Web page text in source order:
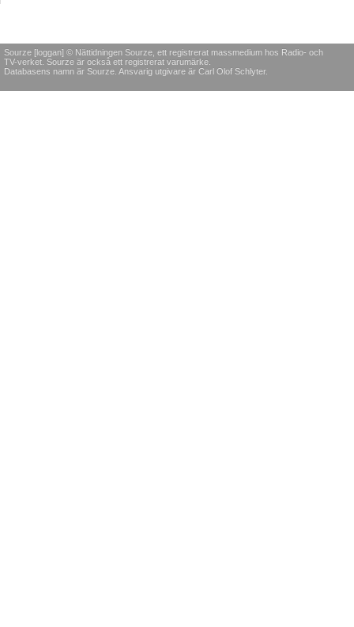
Sourze [loggan] © Nättidningen Sourze, ett registrerat massmedium hos Radio- och
TV-verket. Sourze är också ett registrerat varumärke.